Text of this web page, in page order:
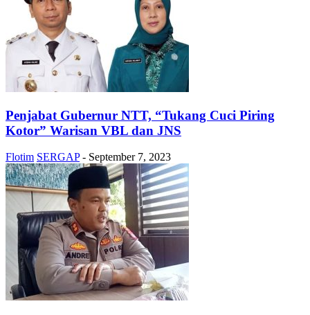
Penjabat Gubernur NTT, “Tukang Cuci Piring
Kotor” Warisan VBL dan JNS
Flotim SERGAP - September 7, 2023